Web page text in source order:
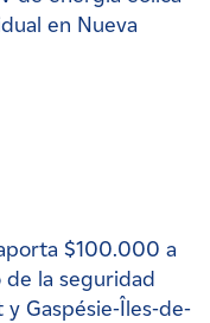
en Nueva
$100.000 a
de la seguridad
y Gaspésie-Îles-de-